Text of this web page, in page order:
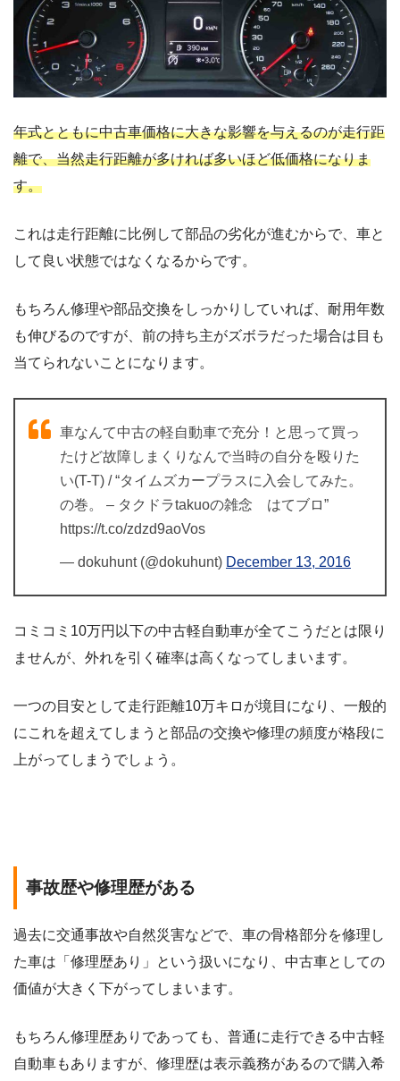
年式とともに中古車価格に大きな影響を与えるのが走行距
離で、当然走行距離が多ければ多いほど低価格になりま
す。
これは走行距離に比例して部品の劣化が進むからで、車と
して良い状態ではなくなるからです。
もちろん修理や部品交換をしっかりしていれば、耐用年数
も伸びるのですが、前の持ち主がズボラだった場合は目も
当てられないことになります。
車なんて中古の軽自動車で充分！と思って買っ
たけど故障しまくりなんで当時の自分を殴りた
い(T-T) / “タイムズカープラスに入会してみた。
の巻。 – タクドラtakuoの雑念 はてブロ”
https://t.co/zdzd9aoVos
— dokuhunt (@dokuhunt) December 13, 2016
コミコミ10万円以下の中古軽自動車が全てこうだとは限り
ませんが、外れを引く確率は高くなってしまいます。
一つの目安として走行距離10万キロが境目になり、一般的
にこれを超えてしまうと部品の交換や修理の頻度が格段に
上がってしまうでしょう。
事故歴や修理歴がある
過去に交通事故や自然災害などで、車の骨格部分を修理し
た車は「修理歴あり」という扱いになり、中古車としての
価値が大きく下がってしまいます。
もちろん修理歴ありであっても、普通に走行できる中古軽
自動車もありますが、修理歴は表示義務があるので購入希